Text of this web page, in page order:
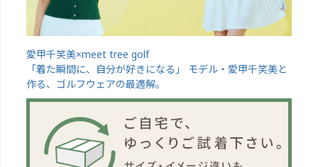
愛甲千笑美×meet tree golf
「着た瞬間に、自分が好きになる」 モデル・愛甲千笑美と
作る、ゴルフウェアの最適解。